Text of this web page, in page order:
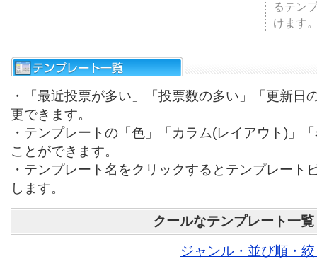
るテン
けます
・「最近投票が多い」「投票数の多い」「更新日
更できます。
・テンプレートの「色」「カラム(レイアウト)」
ことができます。
・テンプレート名をクリックするとテンプレート
します。
クールなテンプレート一覧
ジャンル・並び順・